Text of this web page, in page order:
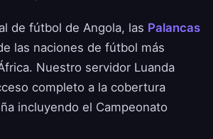
de fútbol de Angola, las Palancas
las naciones de fútbol más
Nuestro servidor Luanda
completo a la cobertura
incluyendo el Campeonato